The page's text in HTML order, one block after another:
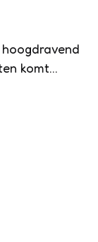
komt…